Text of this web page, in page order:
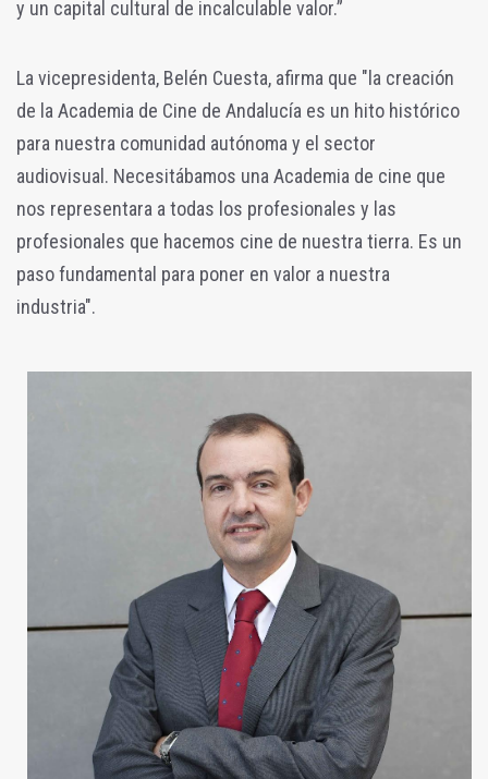
y un capital cultural de incalculable valor.”
La vicepresidenta, Belén Cuesta, afirma que "la creación
de la Academia de Cine de Andalucía es un hito histórico
para nuestra comunidad autónoma y el sector
audiovisual. Necesitábamos una Academia de cine que
nos representara a todas los profesionales y las
profesionales que hacemos cine de nuestra tierra. Es un
paso fundamental para poner en valor a nuestra
industria".